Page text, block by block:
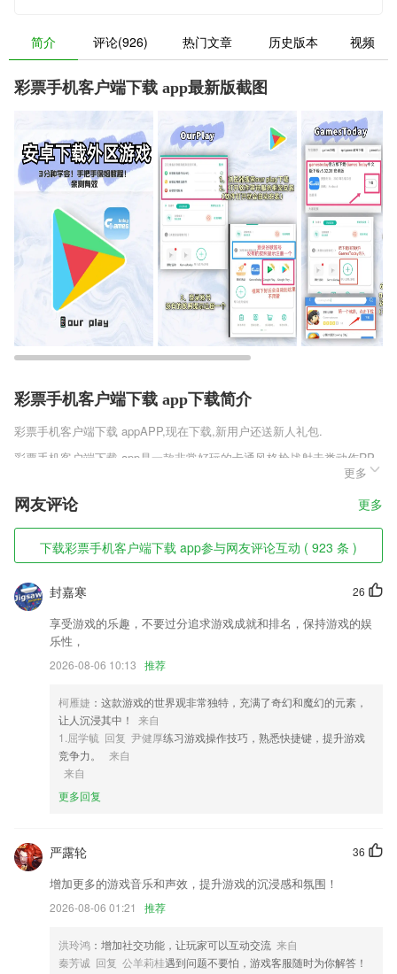
简介 评论(926) 热门文章 历史版本 视频
彩票手机客户端下载 app最新版截图
彩票手机客户端下载 app下载简介
彩票手机客户端下载 appAPP,现在下载,新用户还送新人礼包.
彩票手机客户端下载 app是一款非常好玩的卡通风格枪战射击类动作RP
G手游，别具一格清奇的魔幻画风，匠心设计的人物形象造型，丰富多样
的海量武器任由你选择，宏伟广阔的全新地图任你自由的探索，无厘头的
剧情总是让人开怀大笑，一场全新的枪战之旅就此开始，喜欢繁荣竞技场
手游官方版v1.1.2这款游戏的玩家千万不要错过，快来趣趣手游网下载
1,客服24小时贴心服务，第一时间为2265用户解决问题
2,告别无聊的学习，记住每一个发音的细节，掌握语言的精髓；
3,图片处理可添加各种滤镜，黑白、明亮、二分屏、三分屏、四分屏、九
分屏等任您你选择。
4,【车辆状况报告】报告出发和到达车辆的情况更加方便！司机可以在出
发前和到达后报告车辆照片和车辆状况，以减少运输过程中或到达后的纠
5,对于店铺的任何情况都能第一时间知道，是一个非常方便的管理软件。
6,【特色租车，私人订制】匹配专业司机，为您提供专属定制出行服务
1.所有提供的课程都是权威的资源，学习时刻都可以进行
2.四维助记更牢固背单词：基于超级记忆原理，为单词提供正统、巧记、
搞笑、笔记四种记忆模式；
3.* 极简设计、精美壁纸和主题，让你身心愉悦地背单词
4.高中知识点大全听着背，各科专题课程助你冲刺高考
更多
网友评论 更多
下载彩票手机客户端下载 app参与网友评论互动 ( 923 条 )
26
封嘉寒
享受游戏的乐趣，不要过分追求游戏成就和排名，保持游戏的娱
乐性，
2026-08-06 10:13 推荐
柯雁婕 ：这款游戏的世界观非常独特，充满了奇幻和魔幻的元素，
让人沉浸其中！
来自
1.屈学毓 回复 尹健厚练习游戏操作技巧，熟悉快捷键，提升游戏
竞争力。
来自
来自
更多回复
36
严露轮
增加更多的游戏音乐和声效，提升游戏的沉浸感和氛围！
2026-08-06 01:21 推荐
洪玲鸿 ：增加社交功能，让玩家可以互动交流 来自
秦芳诚 回复 公羊莉桂遇到问题不要怕，游戏客服随时为你解答！